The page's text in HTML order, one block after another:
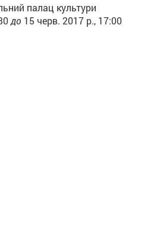
палац культури
до 15 черв. 2017 р., 17:00